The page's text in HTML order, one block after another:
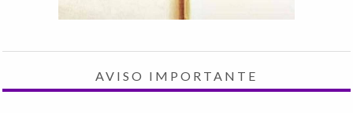
AVISO IMPORTANTE